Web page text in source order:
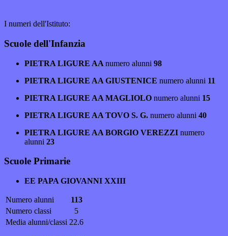
I numeri dell'Istituto:
Scuole dell'Infanzia
PIETRA LIGURE AA numero alunni 98
PIETRA LIGURE AA GIUSTENICE numero alunni 11
PIETRA LIGURE AA MAGLIOLO numero alunni 15
PIETRA LIGURE AA TOVO S. G. numero alunni 40
PIETRA LIGURE AA BORGIO VEREZZI numero
alunni 23
Scuole Primarie
EE PAPA GIOVANNI XXIII
Numero alunni
113
Numero classi
5
Media alunni/classi 22.6